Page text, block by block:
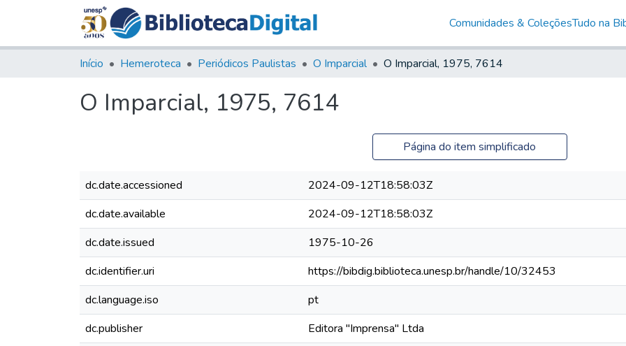
Comunidades & ColeçõesTudo na
Início Hemeroteca Periódicos Paulistas O Imparcial O Imparcial, 1975, 7614
O Imparcial, 1975, 7614
Página do item simplificado
dc.date.accessioned
2024-09-12T18:58:03Z
dc.date.available
2024-09-12T18:58:03Z
dc.date.issued
1975-10-26
dc.identifier.uri
https://bibdig.biblioteca.unesp.br/handle/10/32453
dc.language.iso
pt
dc.publisher
Editora "Imprensa" Ltda